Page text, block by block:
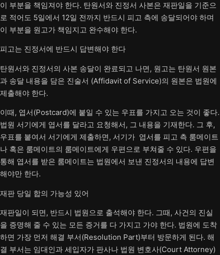
이 부분을 책임져야 한다. 탄원서와 진정서 사본은 재판일을 기준으
로 적어도 5일에서 12일 전까지 반드시 피고 측에 송달되어야 하며
이 부분을 원고가 책임지고 완수해야 한다.
피고는 진정서에 반드시 답변해야 한다
탄원서와 진정서의 사본 송달이 완료되고 나면, 원고는 탄원서 원본
과 송달 내용을 담은 진술서 (Affidavit of Service)의 원본은 법원에
제출해야 한다.
이때, 엽서(Postcard)에 붙일 수 있는 우표를 가지고 오는 것이 좋다.
법원 서기에게 엽서를 달라고 요청해서, 그 내용을 기재한다. 그 후,
우표를 붙여서 서기에게 제출하면, 서기가 엽서를 피고 측 룸메이트
나 혹은 룸메이트의 룸메이트에게 우편으로 부쳐줄 수 있다. 우편을
통해 엽서를 받은 룸메이트는 법원에서 보낸 진정서의 내용에 답변
해야만 한다.
재판 당일 합의 가능성 있어
재판일이 되면, 반드시 법원으로 출석해야 한다. 그때, 사건의 진실
을 증명해 줄 수 있는 모든 증거를 다 가지고 가야 한다. 법원에 도착
하면 가장 먼저 해결 부서(Resolution Part)부터 방문하게 된다. 해
결 부서는 임대인과 세입자가 판사나 법원 변호사(Court Attorney)